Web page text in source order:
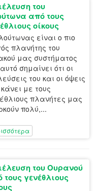
του
από τους
οίκους
είναι ο πιο
πλανήτης του
μας συστήματος
σημαίνει ότι οι
του και οι όψεις
με τους
πλανήτες μας
πολύ,...
του Ουρανού
τους γενέθλιους